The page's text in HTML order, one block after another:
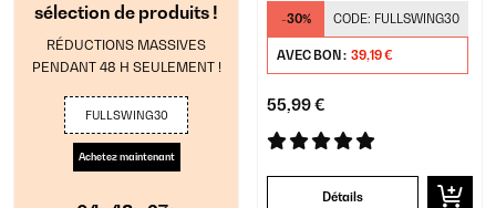
sélection de produits !
RÉDUCTIONS MASSIVES
PENDANT 48 H SEULEMENT !
FULLSWING30
Achetez maintenant
-30% CODE: FULLSWING30
AVEC BON : 39,19 €
55,99 €
Détails